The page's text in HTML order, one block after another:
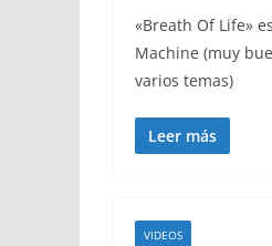
«Breath Of Life»
Machine (muy
varios temas)
Leer más
VIDEOS